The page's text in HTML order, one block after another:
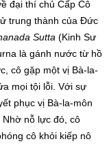
đại thí chủ Cấp Cô
trung thành của Đức
Sutta (Kinh Sư
là gánh nước từ hồ
cô gặp một vị Bà-la-
mọi tội lỗi. Với sự
phục vị Bà-la-môn
nỗ lực đó, cô
cô khỏi kiếp nô